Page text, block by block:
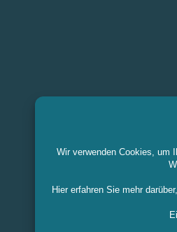
Wir verwenden Cookies, um
Hier erfahren Sie mehr